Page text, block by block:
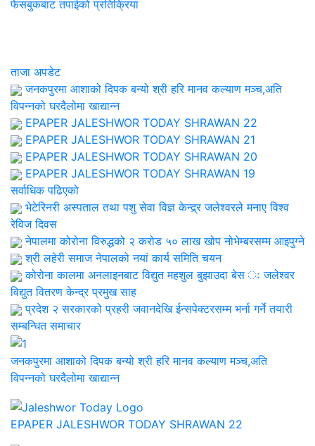
फेसबुकबाट तपाईको प्रतिक्रिया
ताजा अपडेट
जनकपुरमा आशाको दिपक बन्यो श्री हरि मानव कल्याण मञ्च,अति
विपन्नको घरदैलोमा खाद्यान्न
EPAPER JALESHWOR TODAY SHRAWAN 22
EPAPER JALESHWOR TODAY SHRAWAN 21
EPAPER JALESHWOR TODAY SHRAWAN 20
EPAPER JALESHWOR TODAY SHRAWAN 19
सर्वाधिक पढिएको
भेटेरिनरी अस्पताल तथा पशु सेवा विज्ञ केन्द्र्र जलेश्वरले मनाए विश्व
रेविज दिवस
नेपालमा कोरोना विरुद्धको २ करोड ५० लाख खोप नोभेम्बरसम्म आइपुग्ने
श्री लहेरी समाज नेपालको नयां कार्य समिति चयन
कोरोना कालमा अनलाइनबाट विद्युत महशुल बुझाउदा बेस ः जलेश्वर
विद्युत वितरण केन्द्र प्रमुख साह
प्रदेश २ सरकारको प्रहरी जवानदेखि ईन्सपेक्टरसम्म भर्ना गर्ने तयारी
सम्बन्धित समाचार
जनकपुरमा आशाको दिपक बन्यो श्री हरि मानव कल्याण मञ्च,अति
विपन्नको घरदैलोमा खाद्यान्न
EPAPER JALESHWOR TODAY SHRAWAN 22